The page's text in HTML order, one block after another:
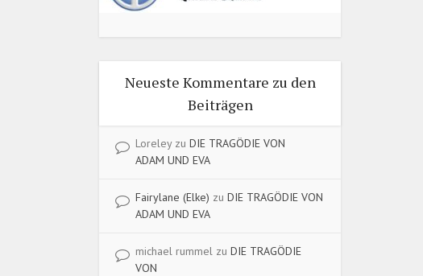
Neueste Kommentare zu den
Beiträgen
Loreleyzu DIE TRAGÖDIE VON
ADAM UND EVA
Fairylane (Elke) zu DIE TRAGÖDIE VON
ADAM UND EVA
michael rummel zu DIE TRAGÖDIE
VON